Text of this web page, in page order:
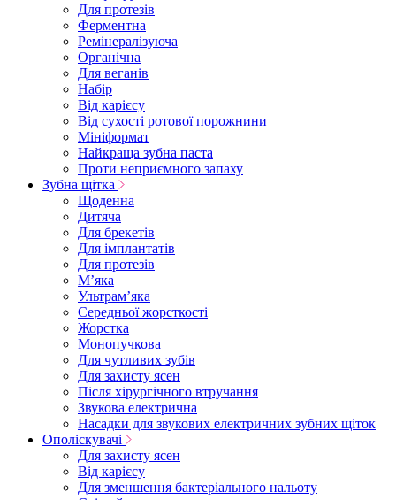
Для протезів
Ферментна
Ремінералізуюча
Органічна
Для веганів
Набір
Від карієсу
Від сухості ротової порожнини
Мініформат
Найкраща зубна паста
Проти неприємного запаху
Зубна щітка
Щоденна
Дитяча
Для брекетів
Для імплантатів
Для протезів
Мʼяка
Ультрамʼяка
Середньої жорсткості
Жорстка
Монопучкова
Для чутливих зубів
Для захисту ясен
Після хірургічного втручання
Звукова електрична
Насадки для звукових електричних зубних щіток
Ополіскувачі
Для захисту ясен
Від карієсу
Для зменшення бактеріального нальоту